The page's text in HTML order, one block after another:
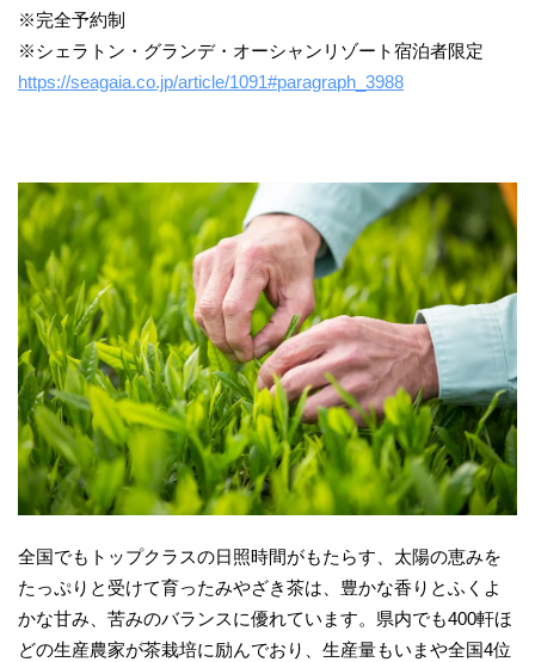
※完全予約制
※シェラトン・グランデ・オーシャンリゾート宿泊者限定
https://seagaia.co.jp/article/1091#paragraph_3988
全国でもトップクラスの日照時間がもたらす、太陽の恵みを
たっぷりと受けて育ったみやざき茶は、豊かな香りとふくよ
かな甘み、苦みのバランスに優れています。県内でも400軒ほ
どの生産農家が茶栽培に励んでおり、生産量もいまや全国4位